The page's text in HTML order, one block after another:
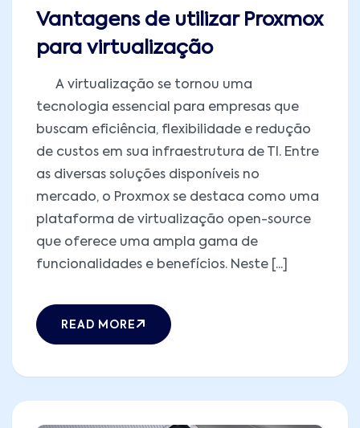
Vantagens de utilizar Proxmox
para virtualização
A virtualização se tornou uma
tecnologia essencial para empresas que
buscam eficiência, flexibilidade e redução
de custos em sua infraestrutura de TI. Entre
as diversas soluções disponíveis no
mercado, o Proxmox se destaca como uma
plataforma de virtualização open-source
que oferece uma ampla gama de
funcionalidades e benefícios. Neste [...]
READ MORE